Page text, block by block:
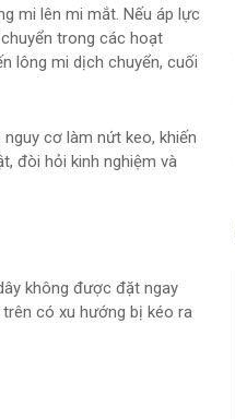
mi lên mi mắt. Nếu áp lực
trong các hoạt
lông mi dịch chuyển, cuối
cơ làm nứt keo, khiến
đòi hỏi kinh nghiệm và
không được đặt ngay
có xu hướng bị kéo ra